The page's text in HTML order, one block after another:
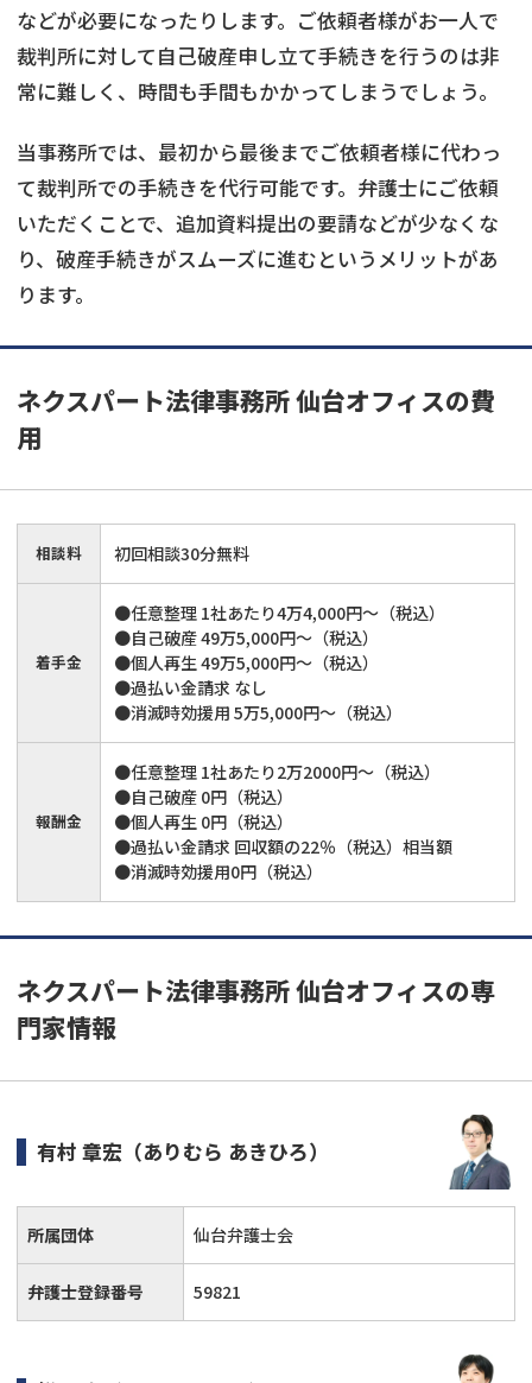
などが必要になったりします。ご依頼者様がお一人で
裁判所に対して自己破産申し立て手続きを行うのは非
常に難しく、時間も手間もかかってしまうでしょう。
当事務所では、最初から最後までご依頼者様に代わっ
て裁判所での手続きを代行可能です。弁護士にご依頼
いただくことで、追加資料提出の要請などが少なくな
り、破産手続きがスムーズに進むというメリットがあ
ります。
ネクスパート法律事務所 仙台オフィスの費
用
相談料 初回相談30分無料
着手金
●任意整理 1社あたり4万4,000円～（税込）
●自己破産 49万5,000円～（税込）
●個人再生 49万5,000円～（税込）
●過払い金請求 なし
●消滅時効援用 5万5,000円～（税込）
報酬金
●任意整理 1社あたり2万2000円～（税込）
●自己破産 0円（税込）
●個人再生 0円（税込）
●過払い金請求 回収額の22％（税込）相当額
●消滅時効援用0円（税込）
ネクスパート法律事務所 仙台オフィスの専
門家情報
有村 章宏 （ありむら あきひろ）
所属団体 仙台弁護士会
弁護士登録番号 59821